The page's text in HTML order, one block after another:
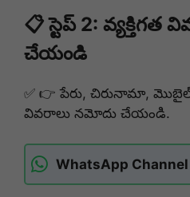
📋 స్టెప్ 2: వ్యక్తిగత
చేయండి
✅ 👉 పేరు, చిరునామా,
వివరాలు నమోదు చేయండి.
WhatsApp Channel